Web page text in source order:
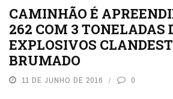
CAMINHÃO É
262 COM 3 TONELADAS
EXPLOSIVOS
BRUMADO
11 DE JUNHO DE 2016 0